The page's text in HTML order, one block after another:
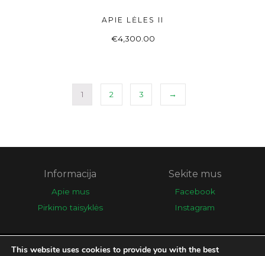
Į KREPŠELĮ
APIE LĖLES II
€4,300.00
1 2 3 →
Informacija
Apie mus
Pirkimo taisyklės
Sekite mus
Facebook
Instagram
This website uses cookies to provide you with the best